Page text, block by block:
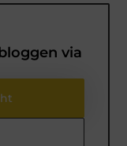
via